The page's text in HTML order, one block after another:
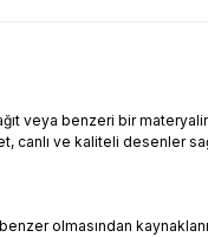
veya benzeri bir
canlı ve kaliteli desenler
olmasından